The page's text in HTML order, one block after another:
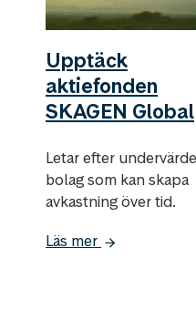
Upptäck
aktiefonden
SKAGEN Global
Letar efter
bolag som kan skapa
avkastning över tid.
Läs mer